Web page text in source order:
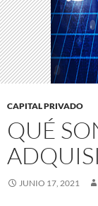
CAPITAL PRIVADO
QUÉ
JUNIO 17, 2021